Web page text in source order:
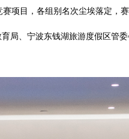
赛项目，各组别名次尘埃落定，赛
局、宁波东钱湖旅游度假区管委